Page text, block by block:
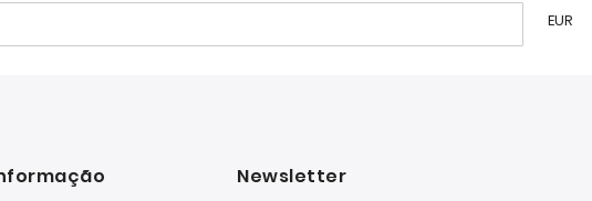
EUR
Newsletter